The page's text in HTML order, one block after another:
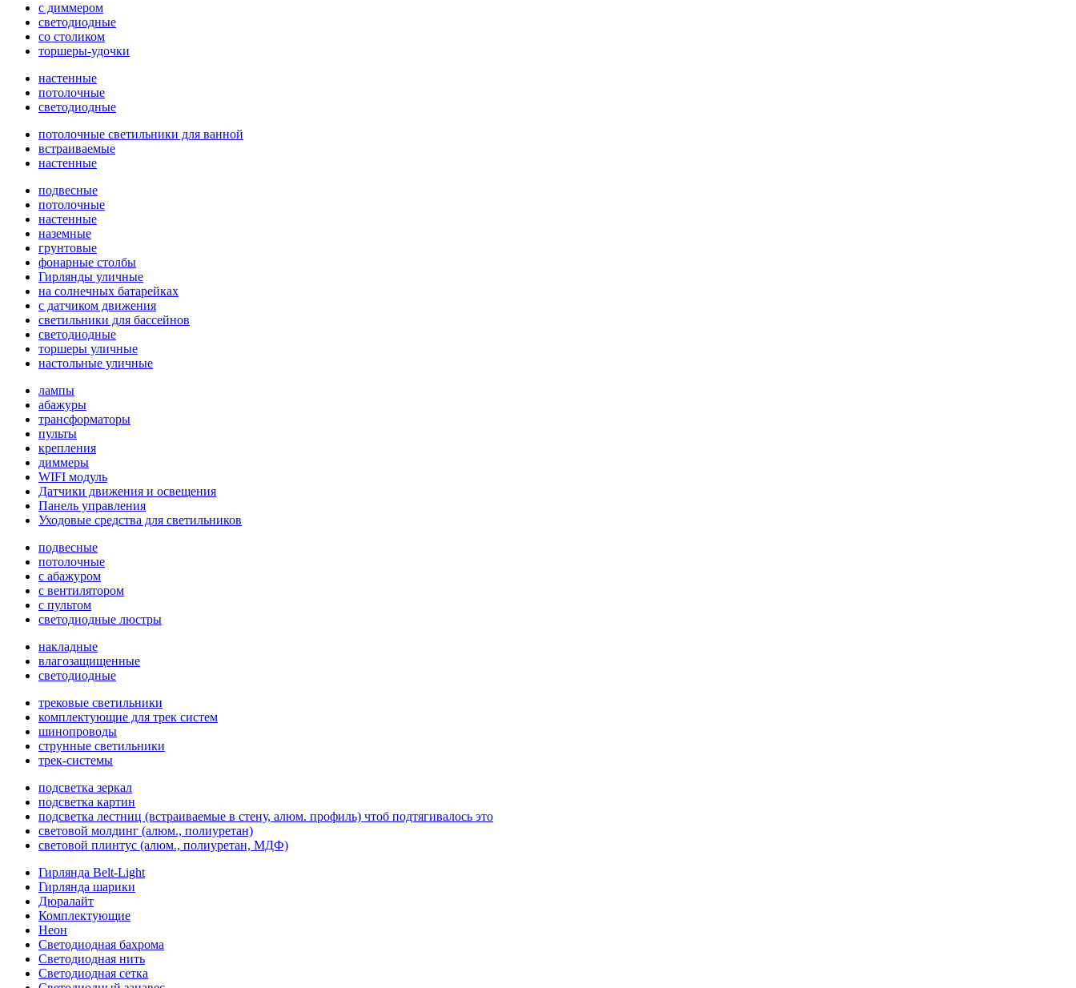
с диммером
светодиодные
со столиком
торшеры-удочки
настенные
потолочные
светодиодные
потолочные светильники для ванной
встраиваемые
настенные
подвесные
потолочные
настенные
наземные
грунтовые
фонарные столбы
Гирлянды уличные
на солнечных батарейках
с датчиком движения
светильники для бассейнов
светодиодные
торшеры уличные
настольные уличные
лампы
абажуры
трансформаторы
пульты
крепления
диммеры
WIFI модуль
Датчики движения и освещения
Панель управления
Уходовые средства для светильников
подвесные
потолочные
с абажуром
с вентилятором
с пультом
светодиодные люстры
накладные
влагозащищенные
светодиодные
трековые светильники
комплектующие для трек систем
шинопроводы
струнные светильники
трек-системы
подсветка зеркал
подсветка картин
подсветка лестниц (встраиваемые в стену, алюм. профиль) чтоб подтягивалось это
световой молдинг (алюм., полиуретан)
световой плинтус (алюм., полиуретан, МДФ)
Гирлянда Belt-Light
Гирлянда шарики
Дюралайт
Комплектующие
Неон
Светодиодная бахрома
Светодиодная нить
Светодиодная сетка